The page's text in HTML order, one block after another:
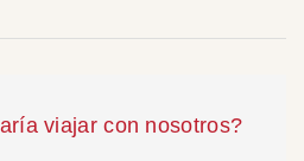
viajar con nosotros?